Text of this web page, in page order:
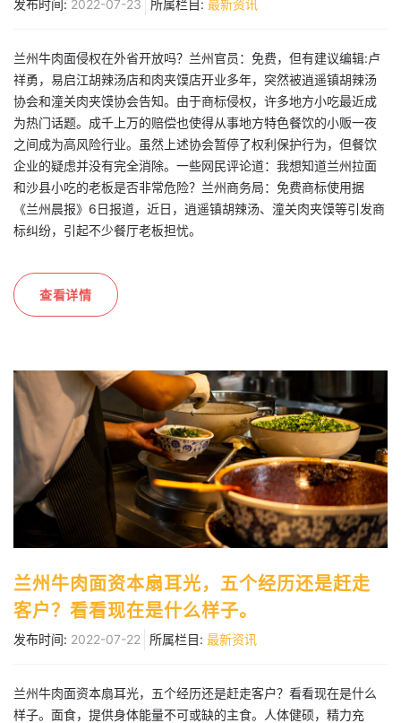
发布时间: 2022-07-23 所属栏目: 最新资讯
兰州牛肉面侵权在外省开放吗？兰州官员：免费，但有建议编辑:卢
祥勇，易启江胡辣汤店和肉夹馍店开业多年，突然被逍遥镇胡辣汤
协会和潼关肉夹馍协会告知。由于商标侵权，许多地方小吃最近成
为热门话题。成千上万的赔偿也使得从事地方特色餐饮的小贩一夜
之间成为高风险行业。虽然上述协会暂停了权利保护行为，但餐饮
企业的疑虑并没有完全消除。一些网民评论道：我想知道兰州拉面
和沙县小吃的老板是否非常危险？兰州商务局：免费商标使用据
《兰州晨报》6日报道，近日，逍遥镇胡辣汤、潼关肉夹馍等引发商
标纠纷，引起不少餐厅老板担忧。
查看详情
兰州牛肉面资本扇耳光，五个经历还是赶走
客户？看看现在是什么样子。
发布时间: 2022-07-22 所属栏目: 最新资讯
兰州牛肉面资本扇耳光，五个经历还是赶走客户？看看现在是什么
样子。面食，提供身体能量不可或缺的主食。人体健硕，精力充